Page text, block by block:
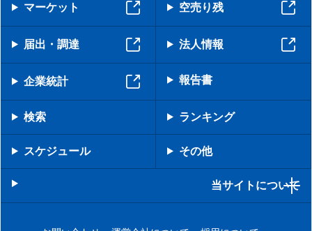
マーケット 空売り残
届出・調達 法人情報
企業統計 報告書
検索 ランキング
スケジュール その他
当サイトについて